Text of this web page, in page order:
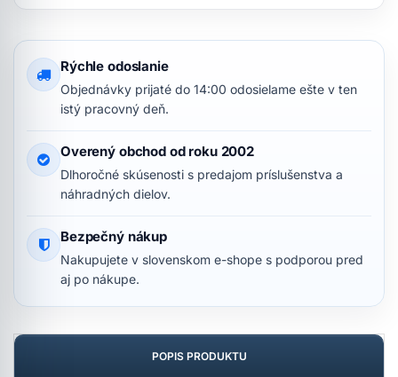
Rýchle odoslanie
Objednávky prijaté do 14:00 odosielame ešte v ten
istý pracovný deň.
Overený obchod od roku 2002
Dlhoročné skúsenosti s predajom príslušenstva a
náhradných dielov.
Bezpečný nákup
Nakupujete v slovenskom e-shope s podporou pred
aj po nákupe.
POPIS PRODUKTU